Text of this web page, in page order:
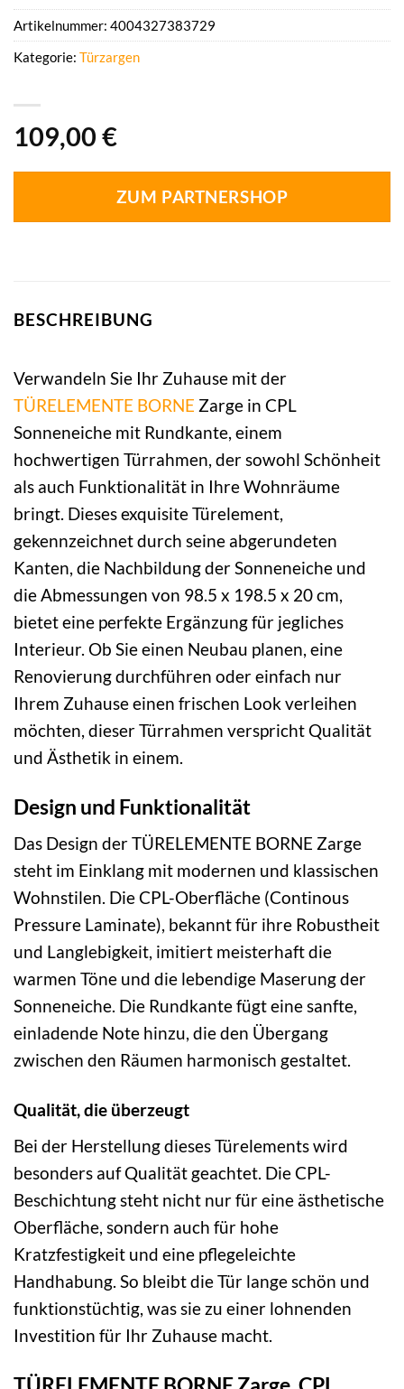
109,00 €
ZUM PARTNERSHOP
Artikelnummer: 4004327383729
Kategorie: Türzargen
BESCHREIBUNG
Verwandeln Sie Ihr Zuhause mit der
TÜRELEMENTE BORNE Zarge in CPL
Sonneneiche mit Rundkante, einem
hochwertigen Türrahmen, der sowohl Schönheit
als auch Funktionalität in Ihre Wohnräume
bringt. Dieses exquisite Türelement,
gekennzeichnet durch seine abgerundeten
Kanten, die Nachbildung der Sonneneiche und
die Abmessungen von 98.5 x 198.5 x 20 cm,
bietet eine perfekte Ergänzung für jegliches
Interieur. Ob Sie einen Neubau planen, eine
Renovierung durchführen oder einfach nur
Ihrem Zuhause einen frischen Look verleihen
möchten, dieser Türrahmen verspricht Qualität
und Ästhetik in einem.
Design und Funktionalität
Das Design der TÜRELEMENTE BORNE Zarge
steht im Einklang mit modernen und klassischen
Wohnstilen. Die CPL-Oberfläche (Continous
Pressure Laminate), bekannt für ihre Robustheit
und Langlebigkeit, imitiert meisterhaft die
warmen Töne und die lebendige Maserung der
Sonneneiche. Die Rundkante fügt eine sanfte,
einladende Note hinzu, die den Übergang
zwischen den Räumen harmonisch gestaltet.
Qualität, die überzeugt
Bei der Herstellung dieses Türelements wird
besonders auf Qualität geachtet. Die CPL-
Beschichtung steht nicht nur für eine ästhetische
Oberfläche, sondern auch für hohe
Kratzfestigkeit und eine pflegeleichte
Handhabung. So bleibt die Tür lange schön und
funktionstüchtig, was sie zu einer lohnenden
Investition für Ihr Zuhause macht.